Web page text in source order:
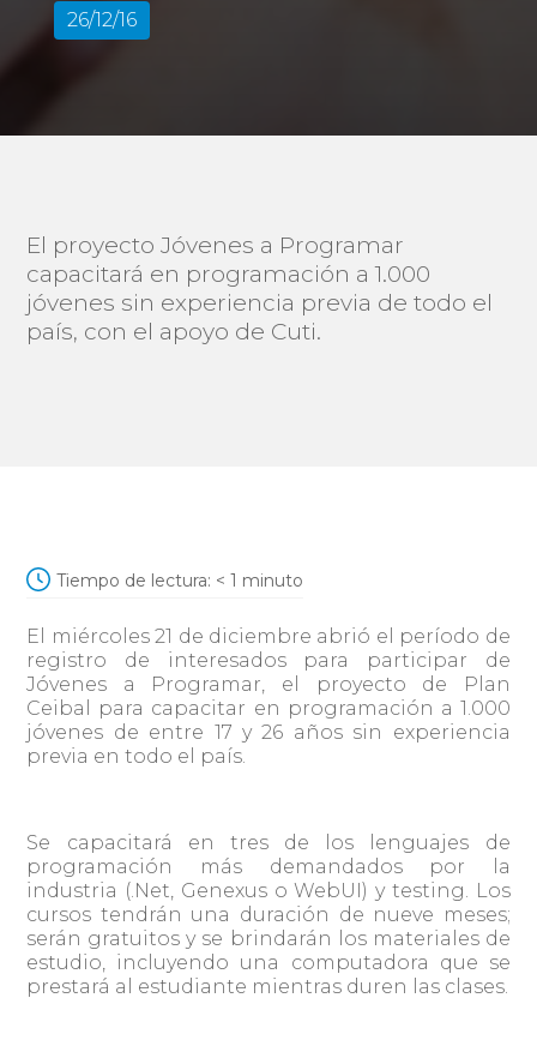
26/12/16
El proyecto Jóvenes a Programar
capacitará en programación a 1.000
jóvenes sin experiencia previa de todo el
país, con el apoyo de Cuti.
Tiempo de lectura: < 1 minuto
El miércoles 21 de diciembre abrió el período de
registro de interesados para participar de
Jóvenes a Programar, el proyecto de Plan
Ceibal para capacitar en programación a 1.000
jóvenes de entre 17 y 26 años sin experiencia
previa en todo el país.
Se capacitará en tres de los lenguajes de
programación más demandados por la
industria (.Net, Genexus o WebUI) y testing. Los
cursos tendrán una duración de nueve meses;
serán gratuitos y se brindarán los materiales de
estudio, incluyendo una computadora que se
prestará al estudiante mientras duren las clases.